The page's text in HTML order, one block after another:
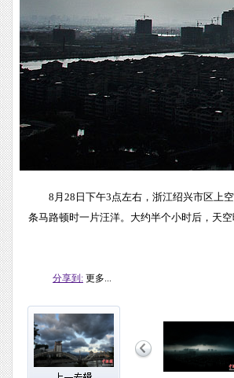
8月28日下午3点左右，浙江绍兴市区上
条马路顿时一片汪洋。大约半个小时后，天
分享到: 更多...